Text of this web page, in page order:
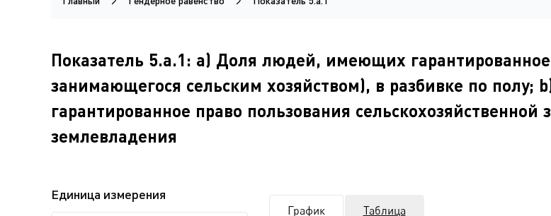
Показатель 5.a.1: a) Доля людей, имеющих
занимающегося сельским хозяйством), в разбивке по
гарантированное право пользования
землевладения